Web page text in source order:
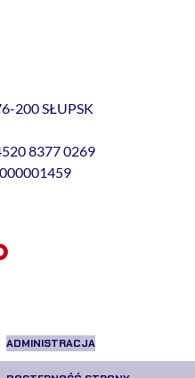
200 SŁUPSK
8377 0269
ADMINISTRACJA